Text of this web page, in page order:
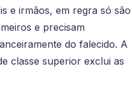
e irmãos, em regra só são
e precisam
do falecido. A
classe superior exclui as